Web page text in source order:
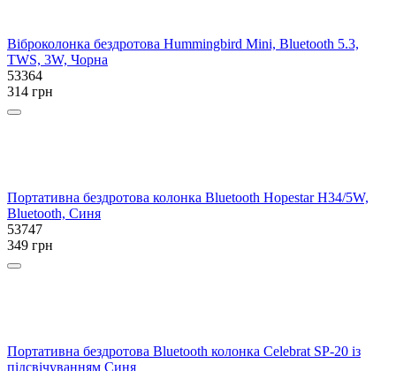
Віброколонка бездротова Hummingbird Mini, Bluetooth 5.3,
TWS, 3W, Чорна
53364
314 грн
Портативна бездротова колонка Bluetooth Hopestar H34/5W,
Bluetooth, Синя
53747
349 грн
Портативна бездротова Bluetooth колонка Celebrat SP-20 із
підсвічуванням Синя